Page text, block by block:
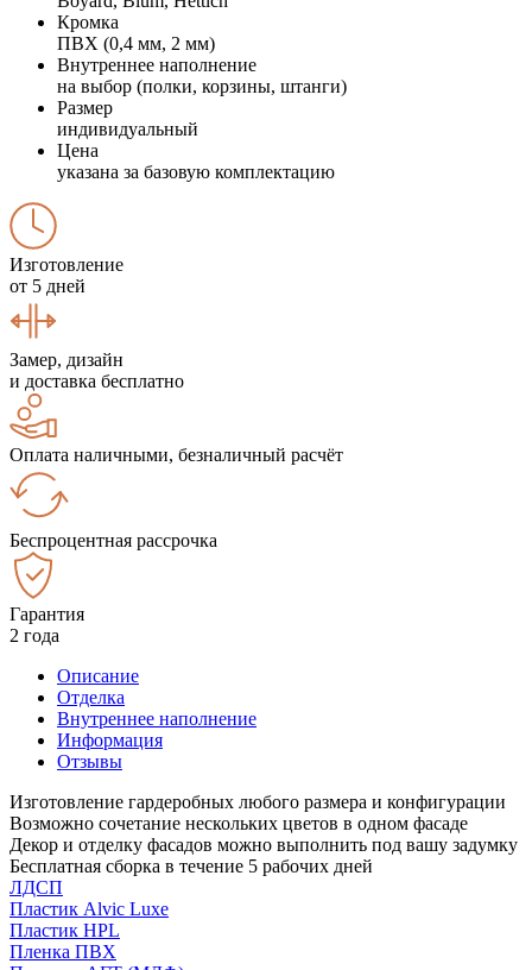
Кромка
ПВХ (0,4 мм, 2 мм)
Внутреннее наполнение
на выбор (полки, корзины, штанги)
Размер
индивидуальный
Цена
указана за базовую комплектацию
Изготовление
от 5 дней
Замер, дизайн
и доставка бесплатно
Оплата наличными, безналичный расчёт
Беспроцентная рассрочка
Гарантия
2 года
Описание
Отделка
Внутреннее наполнение
Информация
Отзывы
Изготовление гардеробных любого размера и конфигурации
Возможно сочетание нескольких цветов в одном фасаде
Декор и отделку фасадов можно выполнить под вашу задумку
Бесплатная сборка в течение 5 рабочих дней
ЛДСП
Пластик Alvic Luxe
Пластик HPL
Пленка ПВХ